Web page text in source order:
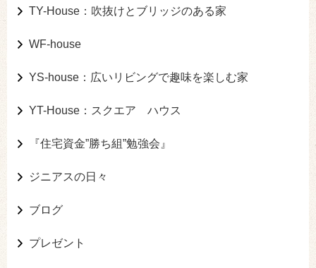
TY-House：吹抜けとブリッジのある家
WF-house
YS-house：広いリビングで趣味を楽しむ家
YT-House：スクエア ハウス
『住宅資金”勝ち組”勉強会』
ジニアスの日々
ブログ
プレゼント